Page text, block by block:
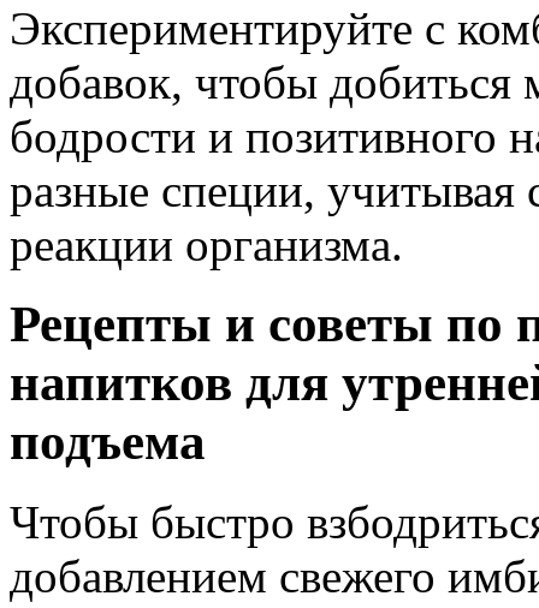
Экспериментируйте с
добавок, чтобы добиться
бодрости и позитивного
разные специи, учитывая
реакции организма.
Рецепты и советы по
напитков для
подъема
Чтобы быстро
добавлением свежего